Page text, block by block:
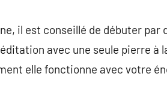
il est conseillé de débuter par
avec une seule pierre à
elle fonctionne avec votre